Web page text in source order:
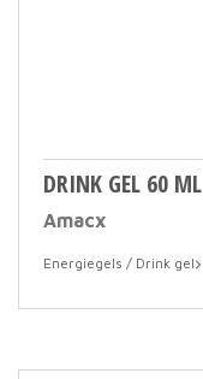
DRINK GEL 60 ML
Amacx
Energiegels / Drink gel